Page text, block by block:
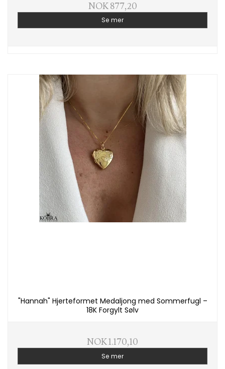
NOK 877,20
Se mer
"Hannah" Hjerteformet Medaljong med Sommerfugl –
18K Forgylt Sølv
NOK 1.170,10
Se mer